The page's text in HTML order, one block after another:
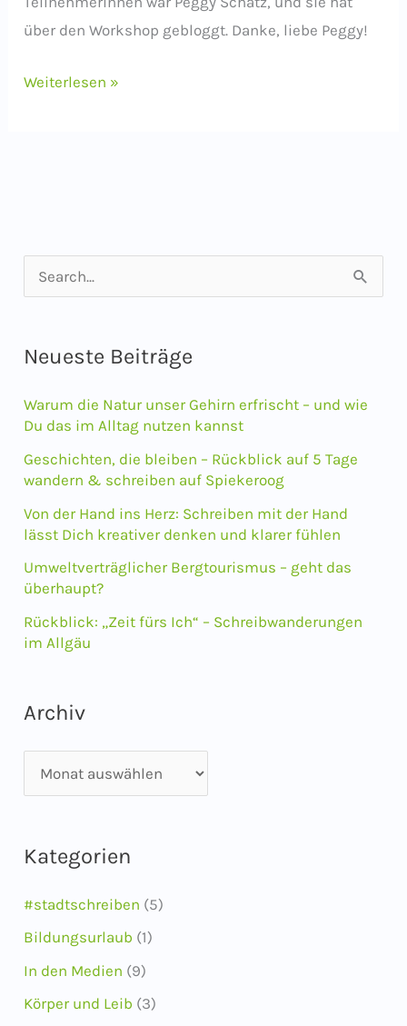
über den Workshop gebloggt. Danke, liebe Peggy!
Workshop-
Weiterlesen »
u
h
n
n
a
c
:
Neueste Beiträge
Warum die Natur unser Gehirn erfrischt – und wie
Du das im Alltag nutzen kannst
Geschichten, die bleiben – Rückblick auf 5 Tage
wandern & schreiben auf Spiekeroog
Von der Hand ins Herz: Schreiben mit der Hand
lässt Dich kreativer denken und klarer fühlen
Umweltverträglicher Bergtourismus – geht das
überhaupt?
Rückblick: „Zeit fürs Ich“ – Schreibwanderungen
im Allgäu
Archiv
r
h
Kategorien
#stadtschreiben (5)
Bildungsurlaub (1)
In den Medien (9)
Körper und Leib (3)